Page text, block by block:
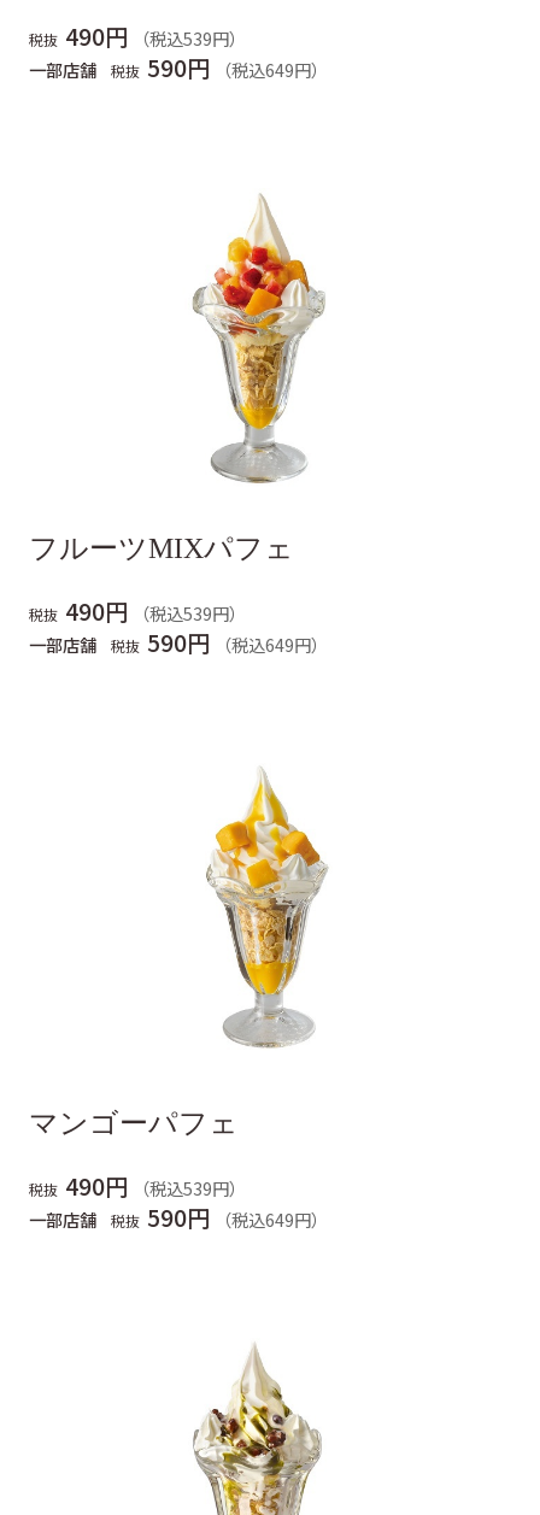
税抜 490円
（税込539円）
一部店舗
税抜 590円 （税込649円）
フルーツMIXパフェ
税抜 490円
（税込539円）
一部店舗
税抜 590円 （税込649円）
マンゴーパフェ
税抜 490円
（税込539円）
一部店舗
税抜 590円 （税込649円）